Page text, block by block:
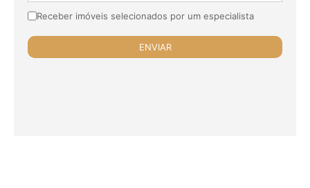
Receber imóveis selecionados por um especialista